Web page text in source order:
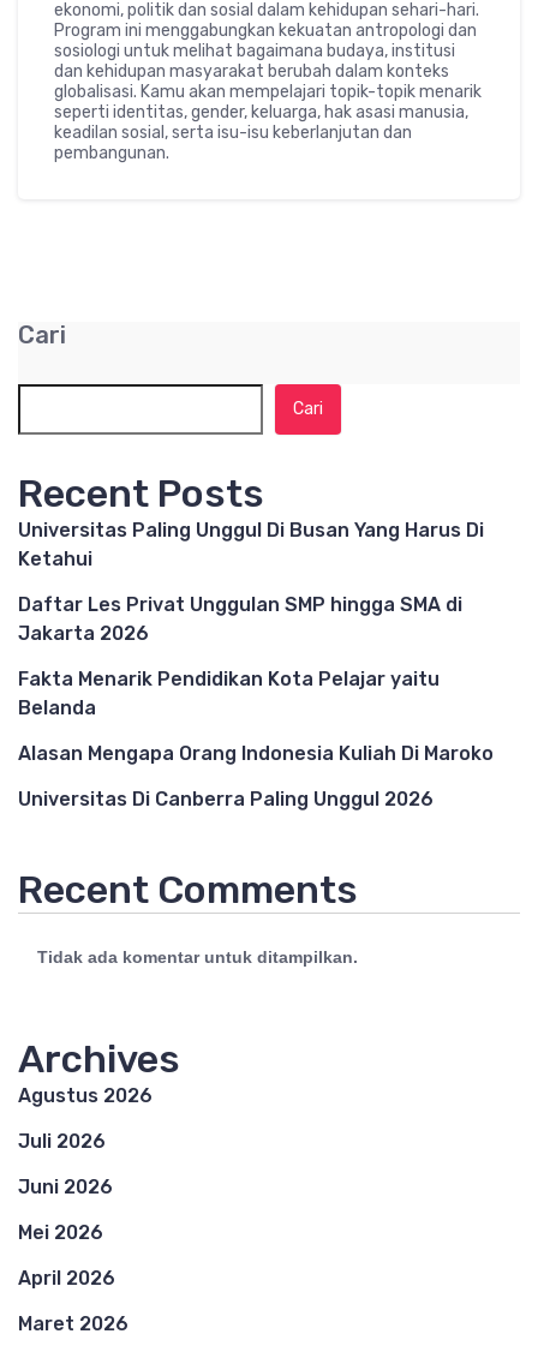
ekonomi, politik dan sosial dalam kehidupan sehari-hari.
Program ini menggabungkan kekuatan antropologi dan
sosiologi untuk melihat bagaimana budaya, institusi
dan kehidupan masyarakat berubah dalam konteks
globalisasi. Kamu akan mempelajari topik-topik menarik
seperti identitas, gender, keluarga, hak asasi manusia,
keadilan sosial, serta isu-isu keberlanjutan dan
pembangunan.
Cari
Cari
Recent Posts
Universitas Paling Unggul Di Busan Yang Harus Di
Ketahui
Daftar Les Privat Unggulan SMP hingga SMA di
Jakarta 2026
Fakta Menarik Pendidikan Kota Pelajar yaitu
Belanda
Alasan Mengapa Orang Indonesia Kuliah Di Maroko
Universitas Di Canberra Paling Unggul 2026
Recent Comments
Tidak ada komentar untuk ditampilkan.
Archives
Agustus 2026
Juli 2026
Juni 2026
Mei 2026
April 2026
Maret 2026